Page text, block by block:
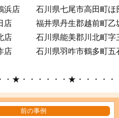
浜店 石川県七尾市高田町ほ
店 福井県丹生郡越前町乙
店 石川県能美郡川北町字
店 石川県羽咋市鶴多町五
・★・・・・・・★・・・・
前の事例